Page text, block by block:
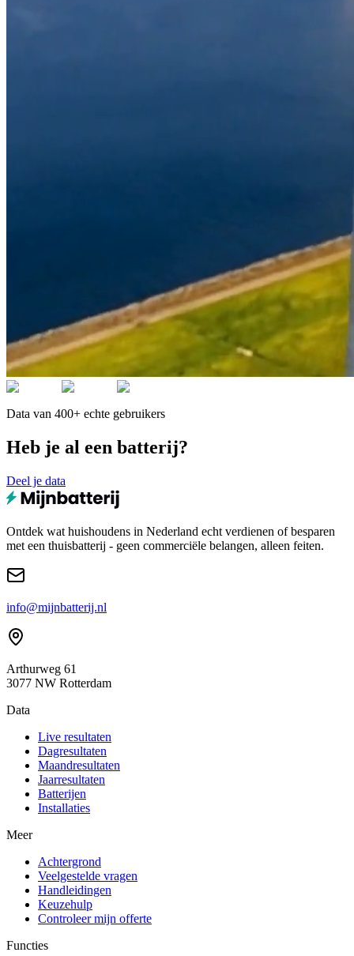
Data van 400+ echte gebruikers
Heb je al een batterij?
Deel je data
Ontdek wat huishoudens in Nederland echt verdienen of besparen
met een thuisbatterij - geen commerciële belangen, alleen feiten.
info@mijnbatterij.nl
Arthurweg 61
3077 NW Rotterdam
Data
Live resultaten
Dagresultaten
Maandresultaten
Jaarresultaten
Batterijen
Installaties
Meer
Achtergrond
Veelgestelde vragen
Handleidingen
Keuzehulp
Controleer mijn offerte
Functies